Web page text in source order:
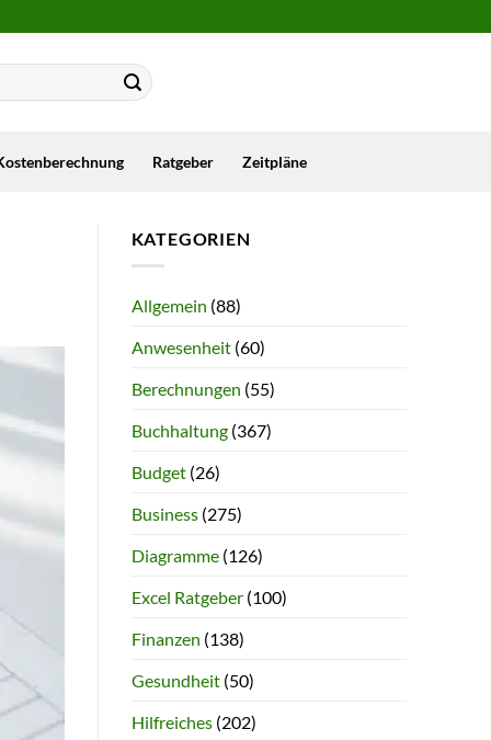
Ratgeber Zeitpläne
KATEGORIEN
Allgemein (88)
Anwesenheit(60)
Berechnungen (55)
Buchhaltung(367)
Budget(26)
Business(275)
Diagramme(126)
Excel Ratgeber(100)
Finanzen (138)
Gesundheit(50)
Hilfreiches(202)